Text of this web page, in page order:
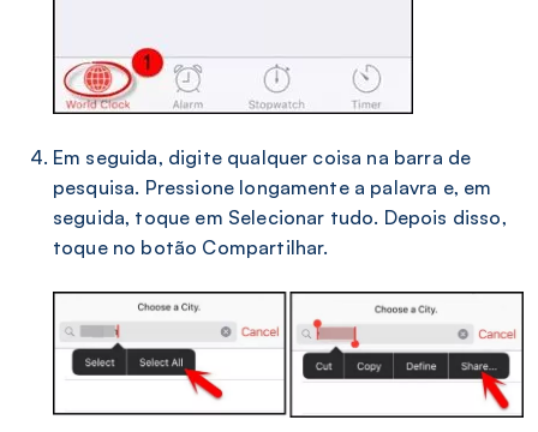
Em seguida, digite qualquer coisa na barra de
pesquisa. Pressione longamente a palavra e, em
seguida, toque em Selecionar tudo. Depois disso,
toque no botão Compartilhar.